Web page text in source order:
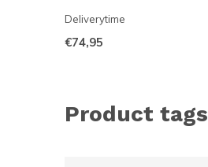
Deliverytime
€74,95
Product tags